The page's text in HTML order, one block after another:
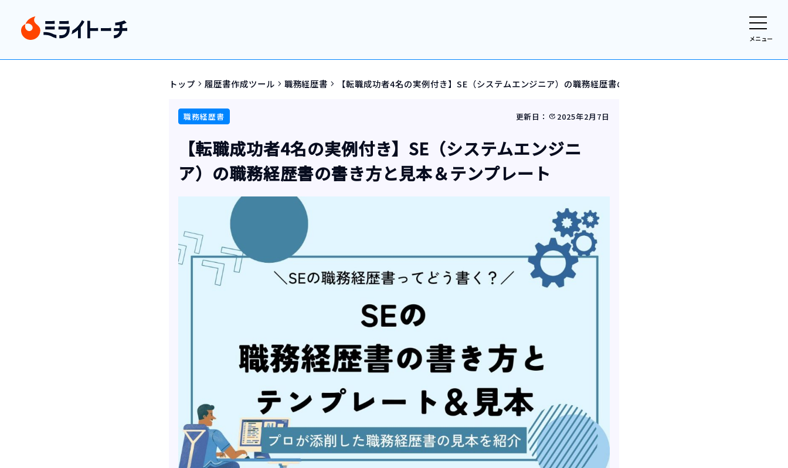
メニュー
トップ navigate_next 履歴書作成ツール navigate_next 職務経歴書 navigate_next 【転職成功者4名の実例付き】SE（システムエンジニア）の職務経歴書の書き方と見本＆テンプレート
職務経歴書 更新日： update 2025年2月7日
【転職成功者4名の実例付き】SE（システムエンジニ
ア）の職務経歴書の書き方と見本＆テンプレート